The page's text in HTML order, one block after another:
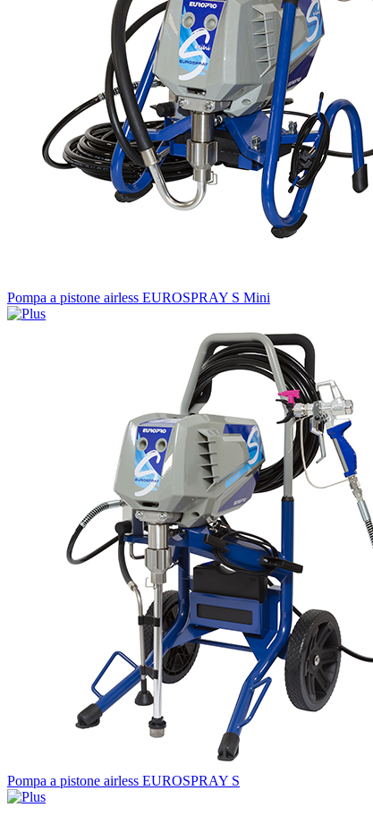
Pompa a pistone airless EUROSPRAY S Mini
Pompa a pistone airless EUROSPRAY S